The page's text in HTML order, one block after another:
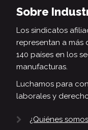
Sobre
Los sindicatos
representan a más
140 países en los
manufacturas.
Luchamos para
laborales y
¿Quiénes